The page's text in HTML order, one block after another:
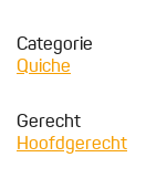
Categorie
Quiche
Gerecht
Hoofdgerecht